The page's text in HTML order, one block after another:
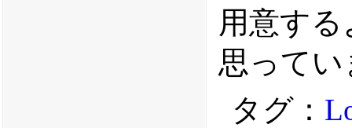
用意す
思ってい
タグ：